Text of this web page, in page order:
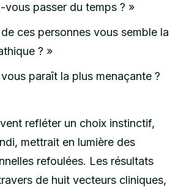
vous passer du temps ? »
ces personnes vous semble la
? »
paraît la plus menaçante ?
refléter un choix instinctif,
mettrait en lumière des
refoulées. Les résultats
de huit vecteurs cliniques,